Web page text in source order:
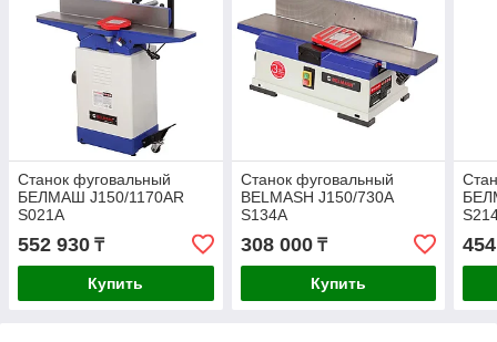
Станок фуговальный
БЕЛМАШ J150/1170AR
S021A
552 930 ₸
Купить
Станок фуговальный
BELMASH J150/730A
S134A
308 000₸
Купить